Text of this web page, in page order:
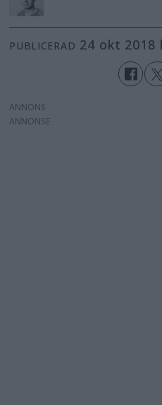
PUBLICERAD 24 okt 2018
ANNONS